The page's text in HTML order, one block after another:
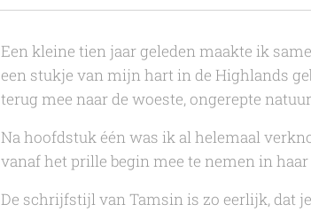
Een kleine tien jaar geleden maakte ik
een stukje van mijn hart in de Highlands
terug mee naar de woeste, ongerepte
Na hoofdstuk één was ik al helemaal
vanaf het prille begin mee te nemen in
De schrijfstijl vanTamsinis zo eerlijk, dat